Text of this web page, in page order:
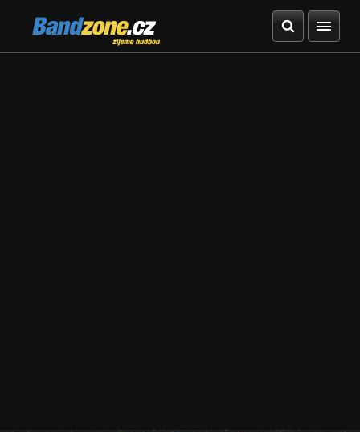
Bandzone.cz
žijeme hudbou